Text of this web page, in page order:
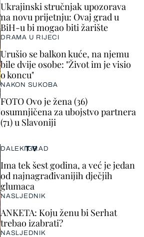
Ukrajinski stručnjak upozorava
na novu prijetnju: Ovaj grad u
BiH-u bi mogao biti žarište
DRAMA U RIJECI
Urušio se balkon kuće, na njemu
bile dvije osobe: "Život im je visio
o koncu"
NAKON SUKOBA
FOTO Ovo je žena (36)
osumnjičena za ubojstvo partnera
(71) u Slavoniji
TV
DALEKI GRAD
Ima tek šest godina, a već je jedan
od najnagrađivanijih dječjih
glumaca
NASLJEDNIK
ANKETA: Koju ženu bi Serhat
trebao izabrati?
NASLJEDNIK